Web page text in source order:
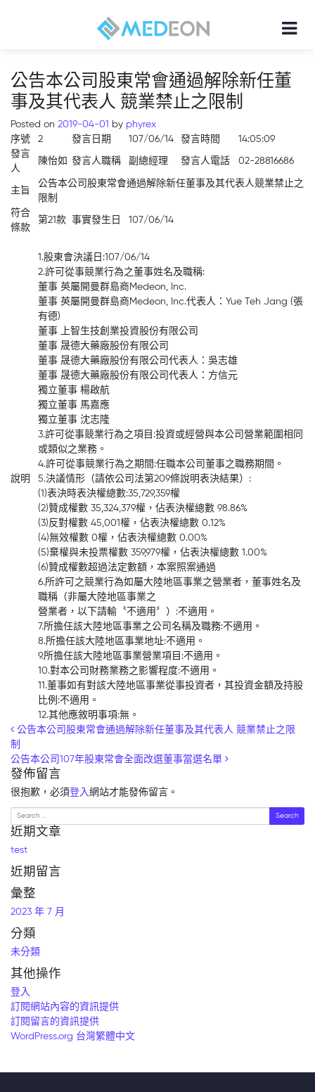
公告本公司股東常會通過解除新任董
事及其代表人 競業禁止之限制
Posted on 2019-04-01 by phyrex
序號
2 發言日期 107/06/14 發言時間
14:05:09
發言
人
陳怡如 發言人職稱 副總經理 發言人電話 02-28816686
主旨
公告本公司股東常會通過解除新任董事及其代表人競業禁止之
限制
符合
條款
第21款 事實發生日 107/06/14
說明
1.股東會決議日:107/06/14
2.許可從事競業行為之董事姓名及職稱:
董事 英屬開曼群島商Medeon, Inc.
董事 英屬開曼群島商Medeon, Inc.代表人：Yue Teh Jang (張
有德)
董事 上智生技創業投資股份有限公司
董事 晟德大藥廠股份有限公司
董事 晟德大藥廠股份有限公司代表人：吳志雄
董事 晟德大藥廠股份有限公司代表人：方信元
獨立董事 楊啟航
獨立董事 馬嘉應
獨立董事 沈志隆
3.許可從事競業行為之項目:投資或經營與本公司營業範圍相同
或類似之業務。
4.許可從事競業行為之期間:任職本公司董事之職務期間。
5.決議情形（請依公司法第209條說明表決結果）:
(1)表決時表決權總數:35,729,359權
(2)贊成權數 35,324,379權，佔表決權總數 98.86%
(3)反對權數 45,001權，佔表決權總數 0.12%
(4)無效權數 0權，佔表決權總數 0.00%
(5)棄權與未投票權數 359,979權，佔表決權總數 1.00%
(6)贊成權數超過法定數額，本案照案通過
6.所許可之競業行為如屬大陸地區事業之營業者，董事姓名及
職稱（非屬大陸地區事業之
營業者，以下請輸〝不適用〞）:不適用。
7.所擔任該大陸地區事業之公司名稱及職務:不適用。
8.所擔任該大陸地區事業地址:不適用。
9.所擔任該大陸地區事業營業項目:不適用。
10.對本公司財務業務之影響程度:不適用。
11.董事如有對該大陸地區事業從事投資者，其投資金額及持股
比例:不適用。
12.其他應敘明事項:無。
Post navigation
公告本公司股東常會通過解除新任董事及其代表人 競業禁止之限
制
公告本公司107年股東常會全面改選董事當選名單
發佈留言
很抱歉，必須登入網站才能發佈留言。
Search
近期文章
test
近期留言
彙整
2023 年 7 月
分類
未分類
其他操作
登入
訂閱網站內容的資訊提供
訂閱留言的資訊提供
WordPress.org 台灣繁體中文